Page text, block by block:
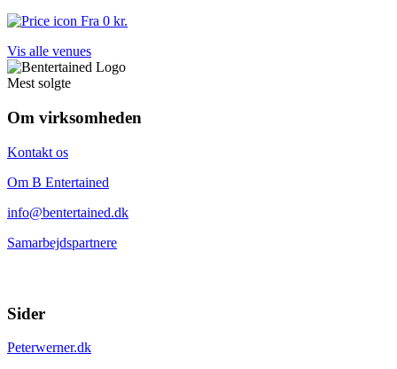
Fra 0 kr.
Vis alle venues
Mest solgte
Om virksomheden
Kontakt os
Om B Entertained
info@bentertained.dk
Samarbejdspartnere
Sider
Peterwerner.dk